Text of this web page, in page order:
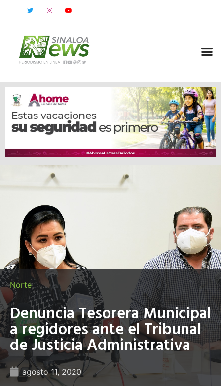
Norte
Denuncia Tesorera Municipal
a regidores ante el Tribunal
de Justicia Administrativa
agosto 11, 2020